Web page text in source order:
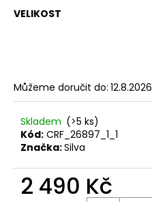
VELIKOST
Můžeme doručit do: 12.8.2026
Skladem (>5 ks)
Kód: CRF_26897_1_1
Značka:Silva
2 490 Kč
Kč